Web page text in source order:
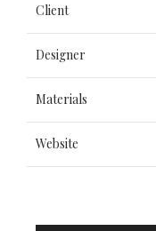
Client
Designer
Materials
Website